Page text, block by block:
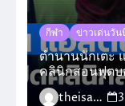
กีฬา ข่าวเด่นวัน
ตำนานนักเตะ
คลินิกสอนฟุตบ
theisara_admin